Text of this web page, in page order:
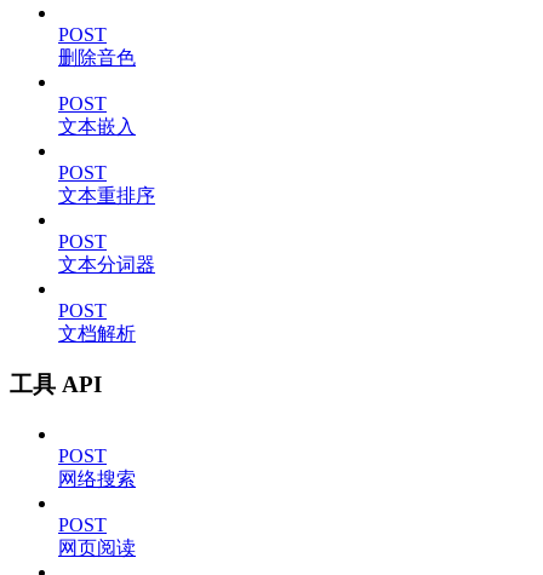
POST
删除音色
POST
文本嵌入
POST
文本重排序
POST
文本分词器
POST
文档解析
工具 API
POST
网络搜索
POST
网页阅读